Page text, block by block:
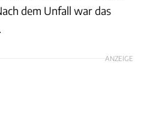
dem Unfall war das
ANZEIGE